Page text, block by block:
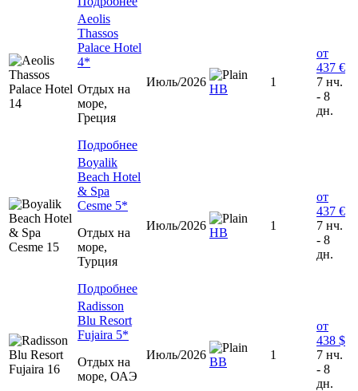
Aeolis
Thassos
Palace Hotel
4*
Отдых на
море,
Греция
Подробнее
Июль/2026
HB
1
от
437 €
7 нч.
- 8
дн.
Boyalik
Beach Hotel
& Spa
Cesme 5*
Отдых на
море,
Турция
Подробнее
Июль/2026
HB
1
от
437 €
7 нч.
- 8
дн.
Radisson
Blu Resort
Fujaira 5*
Отдых на
море, ОАЭ
Июль/2026
ВВ
1
от
438 $
7 нч.
- 8
дн.